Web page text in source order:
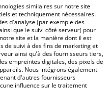
similaires sur notre site
et techniquement nécessaires.
d'analyse (par exemple des
que le suivi côté serveur) pour
site et la manière dont il est
de suivi à des fins de marketing et
ainsi qu'à des fournisseurs tiers,
empreintes digitales, des pixels de
Nous intégrons également
d'autres fournisseurs
influence sur le traitement